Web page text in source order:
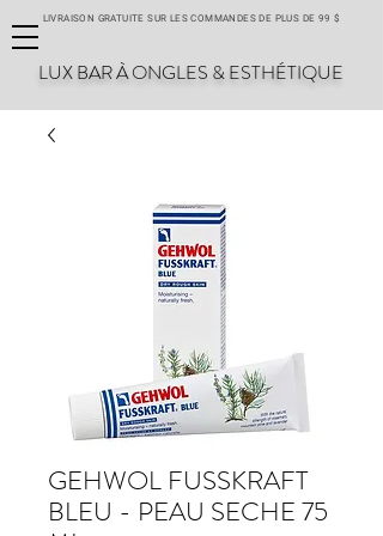
LIVRAISON GRATUITE SUR LES COMMANDES DE PLUS DE 99 $
LUX BAR À ONGLES & ESTHÉTIQUE
GEHWOL FUSSKRAFT
BLEU - PEAU SECHE 75